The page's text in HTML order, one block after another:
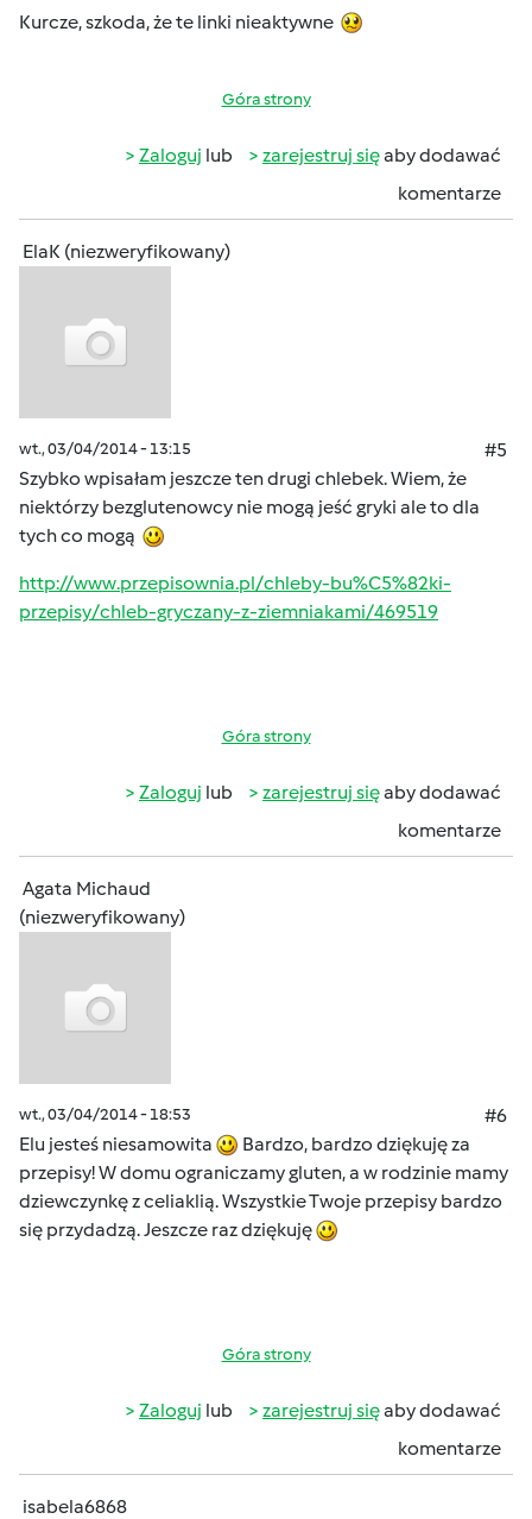
Kurcze, szkoda, że te linki nieaktywne
Góra strony
Zaloguj lub zarejestruj sięaby dodawać
komentarze
ElaK (niezweryfikowany)
wt., 03/04/2014 - 13:15
#5
Szybko wpisałam jeszcze ten drugi chlebek. Wiem, że
niektórzy bezglutenowcy nie mogą jeść gryki ale to dla
tych co mogą
http://www.przepisownia.pl/chleby-bu%C5%82ki-
przepisy/chleb-gryczany-z-ziemniakami/469519
Góra strony
Zaloguj lub zarejestruj sięaby dodawać
komentarze
Agata Michaud
(niezweryfikowany)
wt., 03/04/2014 - 18:53
#6
Elu jesteś niesamowita
Bardzo, bardzo dziękuję za
przepisy! W domu ograniczamy gluten, a w rodzinie mamy
dziewczynkę z celiaklią. Wszystkie Twoje przepisy bardzo
się przydadzą. Jeszcze raz dziękuję
Góra strony
Zaloguj lub zarejestruj sięaby dodawać
komentarze
isabela6868